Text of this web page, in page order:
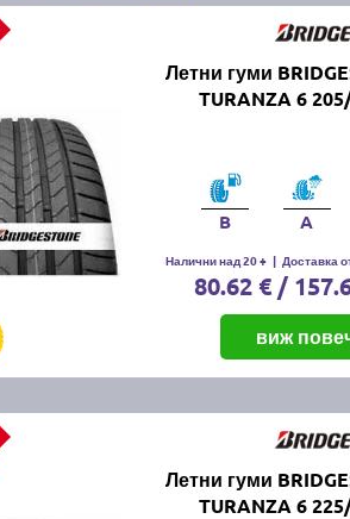
Летни гуми
TURANZA 6
B A
Налични над 20 + | Доставка
80.62 € /
виж
Летни гуми
TURANZA 6